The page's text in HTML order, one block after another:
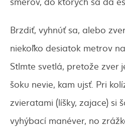
Brzdiť, vyhnúť sa, alebo
niekoľko desiatok metrov
Stlmte svetlá, pretože zver
šoku nevie, kam ujsť. Pri
zvieratami (líšky, zajace) si
vyhýbací manéver, no